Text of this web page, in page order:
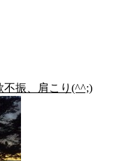
振、肩こり(^^;)